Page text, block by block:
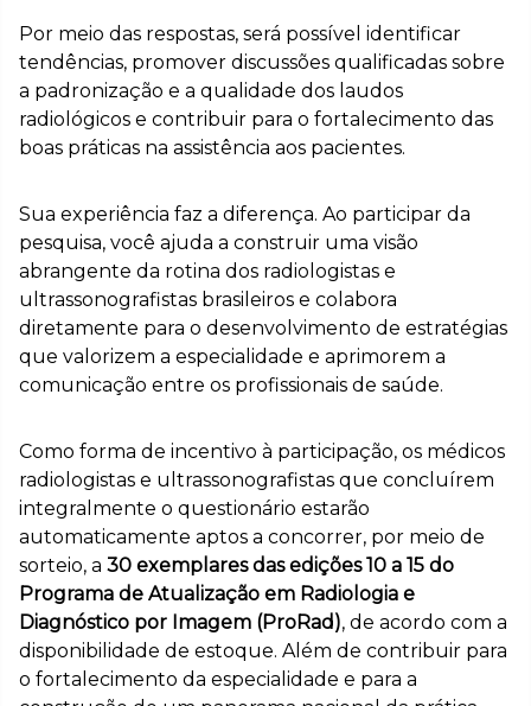
Por meio das respostas, será possível identificar
tendências, promover discussões qualificadas sobre
a padronização e a qualidade dos laudos
radiológicos e contribuir para o fortalecimento das
boas práticas na assistência aos pacientes.
Sua experiência faz a diferença. Ao participar da
pesquisa, você ajuda a construir uma visão
abrangente da rotina dos radiologistas e
ultrassonografistas brasileiros e colabora
diretamente para o desenvolvimento de estratégias
que valorizem a especialidade e aprimorem a
comunicação entre os profissionais de saúde.
Como forma de incentivo à participação, os médicos
radiologistas e ultrassonografistas que concluírem
integralmente o questionário estarão
automaticamente aptos a concorrer, por meio de
sorteio, a 30 exemplares das edições 10 a 15 do
Programa de Atualização em Radiologia e
Diagnóstico por Imagem (ProRad), de acordo com a
disponibilidade de estoque. Além de contribuir para
o fortalecimento da especialidade e para a